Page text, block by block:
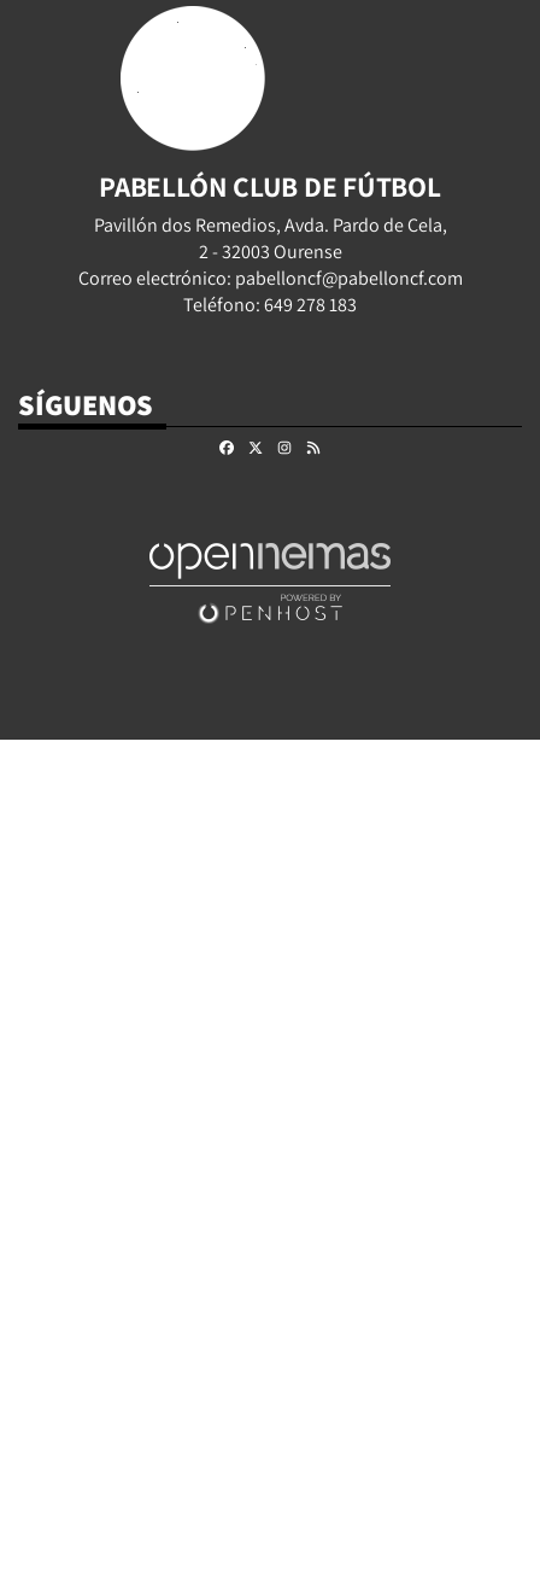
PABELLÓN CLUB DE FÚTBOL
Pavillón dos Remedios, Avda. Pardo de Cela,
2 - 32003 Ourense
Correo electrónico: pabelloncf@pabelloncf.com
Teléfono: 649 278 183
SÍGUENOS
FacebookInstagram